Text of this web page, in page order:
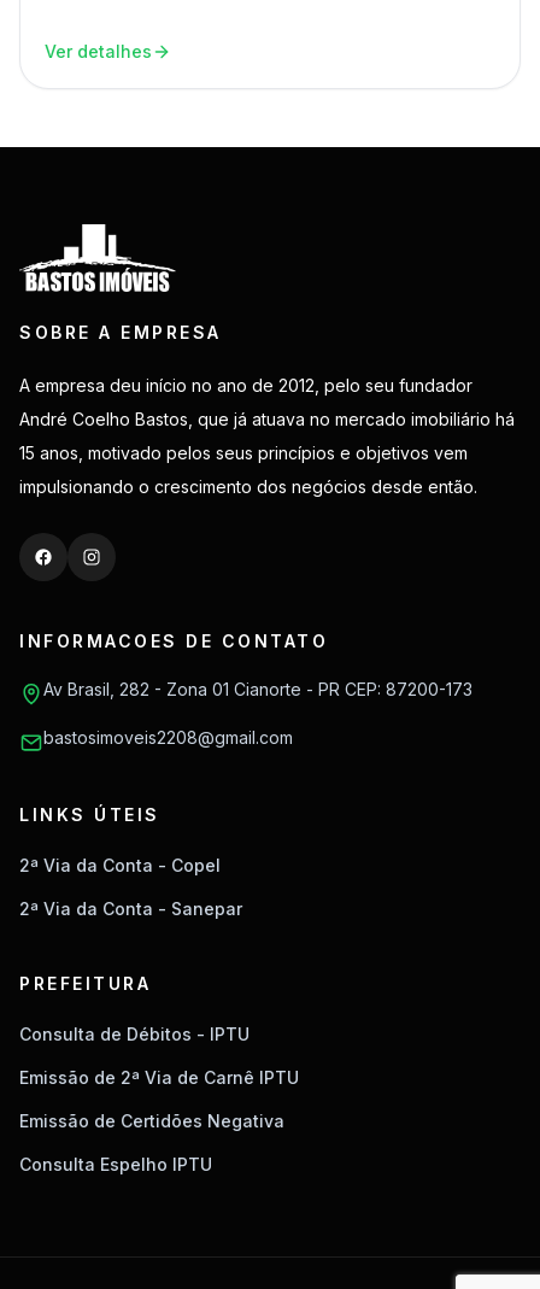
Ver detalhes
SOBRE A EMPRESA
A empresa deu início no ano de 2012, pelo seu fundador
André Coelho Bastos, que já atuava no mercado imobiliário há
15 anos, motivado pelos seus princípios e objetivos vem
impulsionando o crescimento dos negócios desde então.
INFORMACOES DE CONTATO
Av Brasil, 282 - Zona 01 Cianorte - PR CEP: 87200-173
bastosimoveis2208@gmail.com
LINKS ÚTEIS
2ª Via da Conta - Copel
2ª Via da Conta - Sanepar
PREFEITURA
Consulta de Débitos - IPTU
Emissão de 2ª Via de Carnê IPTU
Emissão de Certidões Negativa
Consulta Espelho IPTU